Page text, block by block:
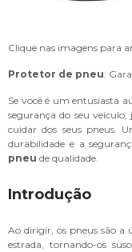
Clique nas imagens para
Protetor de pneu:
Se você é um entusiasta
segurança do seu
cuidar dos seus pneus.
durabilidade e a
pneu de qualidade.
Introdução
Ao dirigir, os pneus são a
estrada, tornando-os